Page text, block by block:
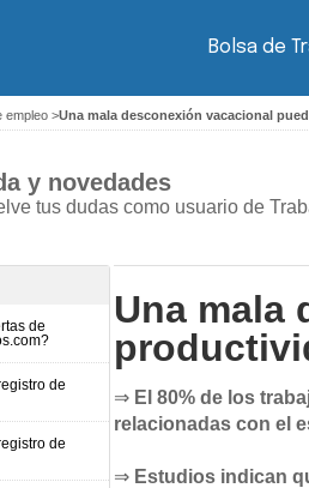
Bolsa de
empleo >Una mala desconexión vacacional
y novedades
tus dudas como usuario de
de
de
de
Una mala
⇒ El 80% de los
relacionadas con el
⇒ Estudios indican